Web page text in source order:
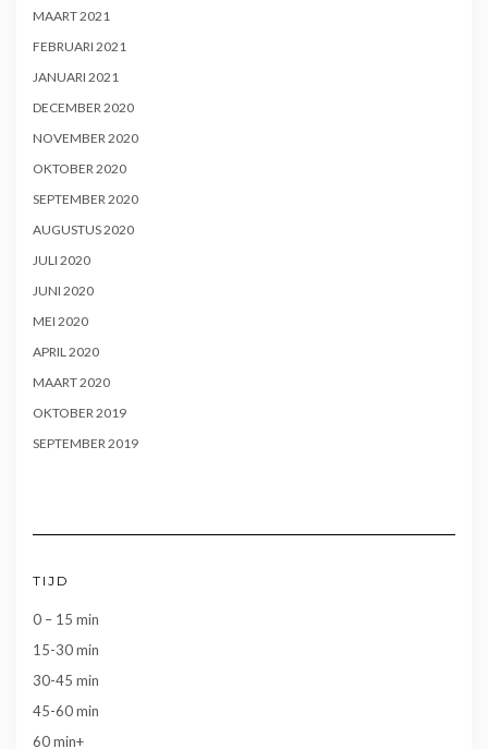
MAART 2021
FEBRUARI 2021
JANUARI 2021
DECEMBER 2020
NOVEMBER 2020
OKTOBER 2020
SEPTEMBER 2020
AUGUSTUS 2020
JULI 2020
JUNI 2020
MEI 2020
APRIL 2020
MAART 2020
OKTOBER 2019
SEPTEMBER 2019
TIJD
0 – 15 min
15-30 min
30-45 min
45-60 min
60 min+